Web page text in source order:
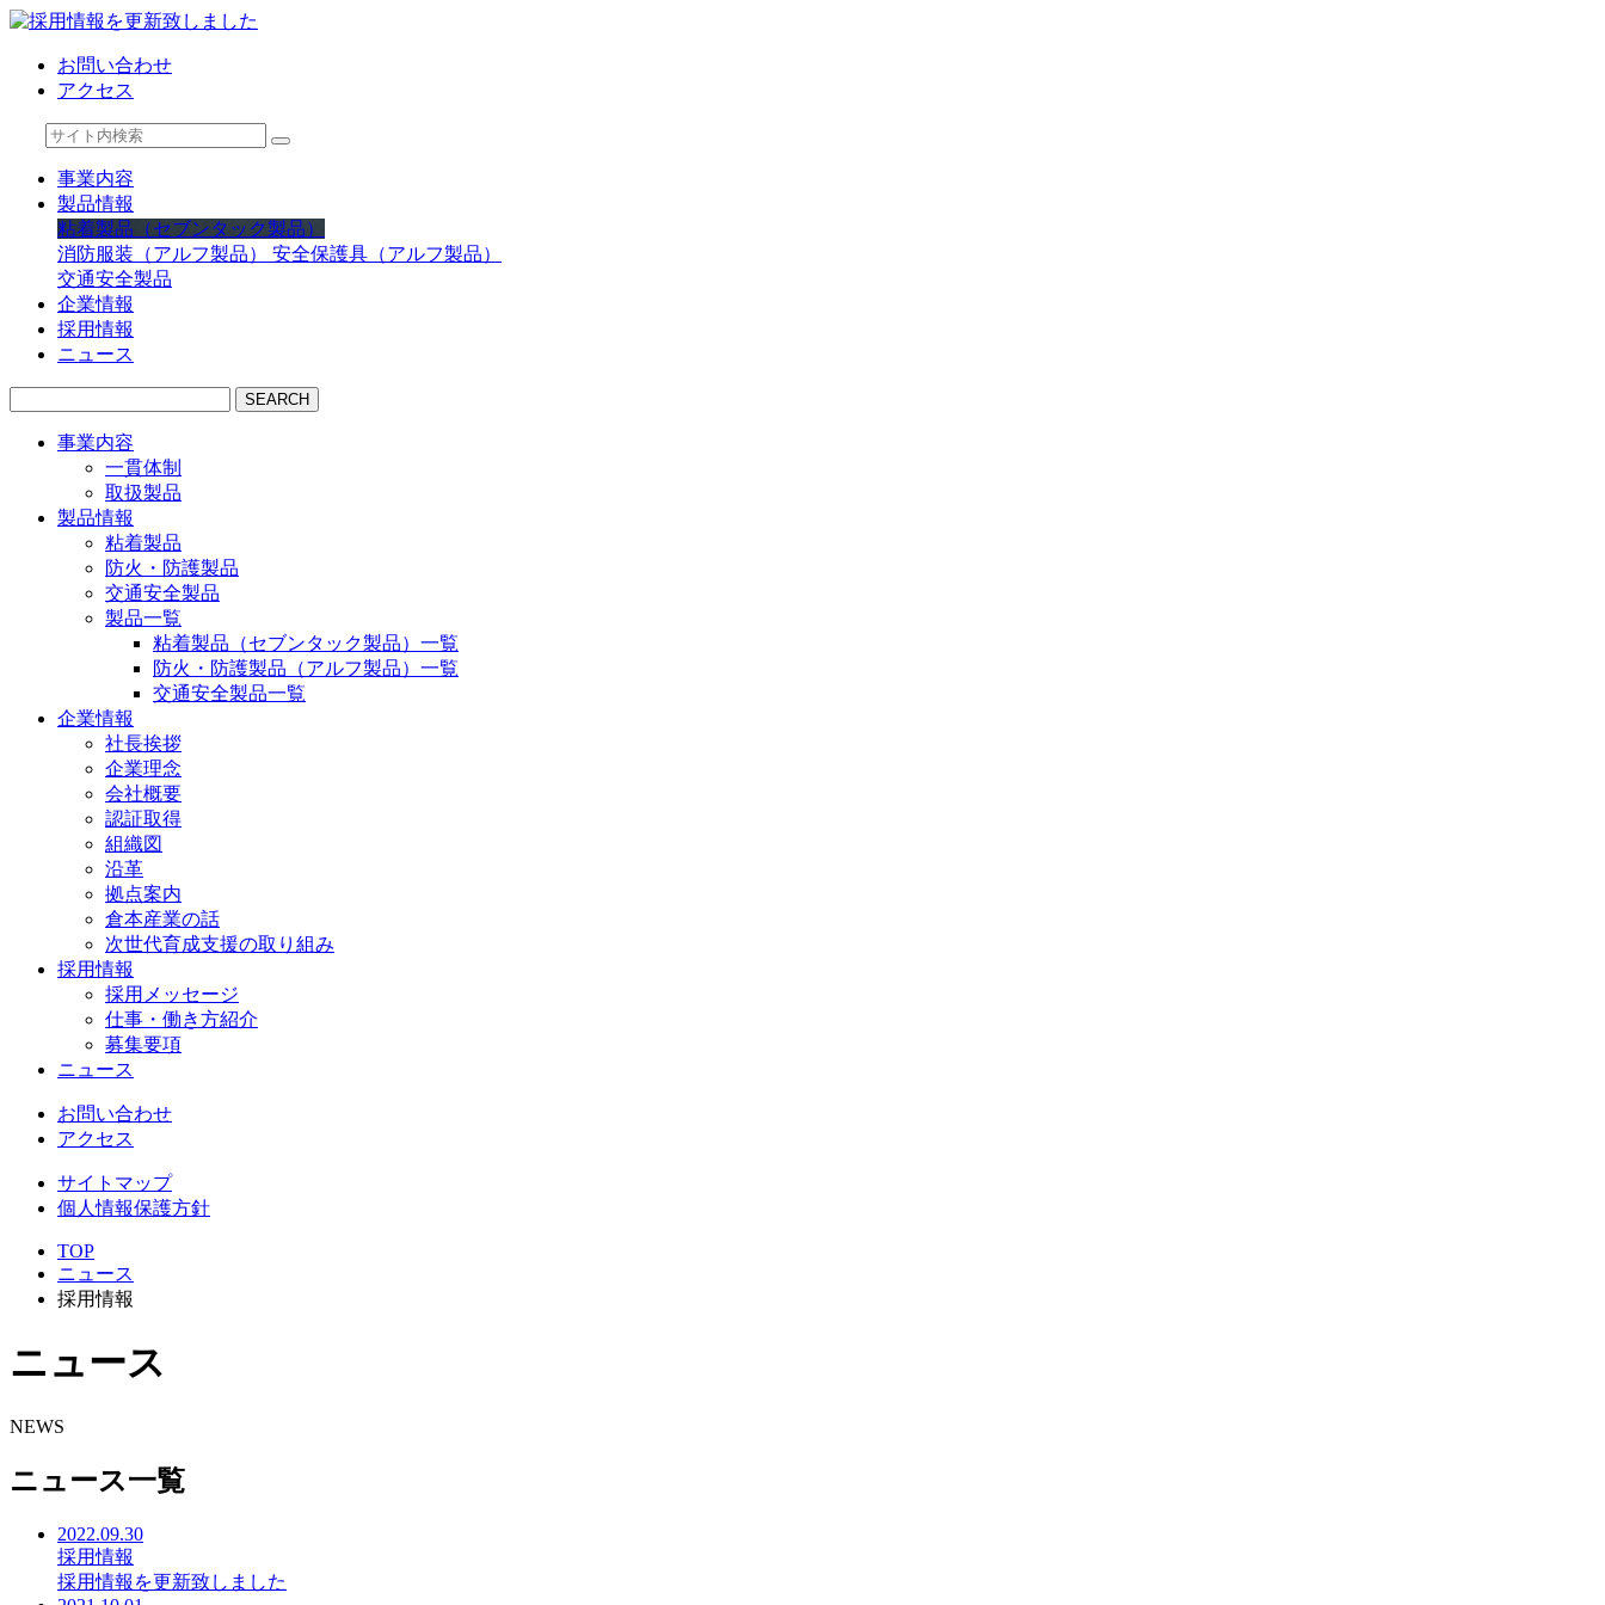
お問い合わせ
アクセス
事業内容
製品情報
粘着製品（セブンタック製品）
消防服装（アルフ製品） 安全保護具（アルフ製品）
交通安全製品
企業情報
採用情報
ニュース
SEARCH
事業内容
一貫体制
取扱製品
製品情報
粘着製品
防火・防護製品
交通安全製品
製品一覧
粘着製品（セブンタック製品）一覧
防火・防護製品（アルフ製品）一覧
交通安全製品一覧
企業情報
社長挨拶
企業理念
会社概要
認証取得
組織図
沿革
拠点案内
倉本産業の話
次世代育成支援の取り組み
採用情報
採用メッセージ
仕事・働き方紹介
募集要項
ニュース
お問い合わせ
アクセス
サイトマップ
個人情報保護方針
TOP
ニュース
採用情報
ニュース
NEWS
ニュース一覧
2022.09.30
採用情報
採用情報を更新致しました